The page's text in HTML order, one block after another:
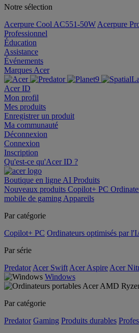
Notre sélection
Acerpure Cool AC551-50W Acerpure
Professionnel
Éducation
Assistance
Événements
Marques Acer
Acer ID
Mon profil
Mes produits
Enregistrer un produit
Ma communauté
Déconnexion
Connexion
Inscription
Qu'est-ce qu'Acer ID ?
Boutique en ligne AI Produits
Nouveaux produits Copilot+ PC
mobile de gaming Appareils
Par catégorie
Copilot+ PC Ordinateurs optimisés par
Par série
Predator Acer Swift Acer Aspire Acer
Windows
Par catégorie
Predator Gaming Produits durables